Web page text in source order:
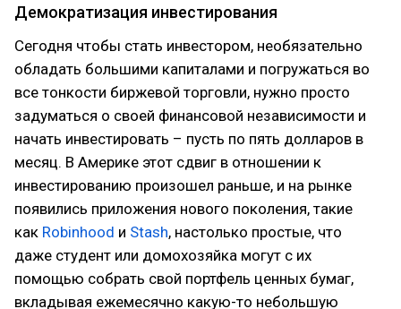
Демократизация инвестирования
Сегодня чтобы стать инвестором, необязательно
обладать большими капиталами и погружаться во
все тонкости биржевой торговли, нужно просто
задуматься о своей финансовой независимости и
начать инвестировать – пусть по пять долларов в
месяц. В Америке этот сдвиг в отношении к
инвестированию произошел раньше, и на рынке
появились приложения нового поколения, такие
как Robinhood и Stash, настолько простые, что
даже студент или домохозяйка могут с их
помощью собрать свой портфель ценных бумаг,
вкладывая ежемесячно какую-то небольшую